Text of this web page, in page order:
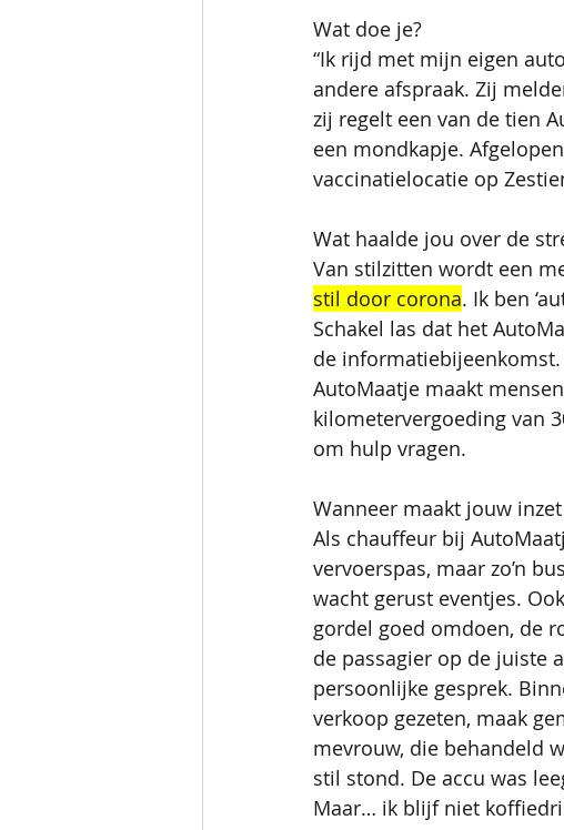
Wat doe je?
“Ik rijd met mijn eigen
andere afspraak. Zij
zij regelt een van de tien
een mondkapje.
vaccinatielocatie op
Wat haalde jou over de
Van stilzitten wordt een
stil door corona. Ik ben
Schakel las dat het
de
AutoMaatje maakt
kilometervergoeding van
om hulp vragen.
Wanneer maakt jouw
Als chauffeur bij
vervoerspas, maar zo’n
wacht gerust eventjes.
gordel goed omdoen, de
de passagier op de juiste
persoonlijke gesprek.
verkoop gezeten, maak
mevrouw, die behandeld
stil stond. De accu was
Maar… ik blijf niet